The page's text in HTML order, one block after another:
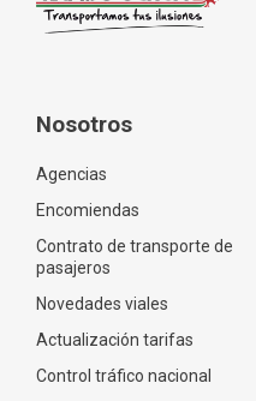
Nosotros
Agencias
Encomiendas
Contrato de transporte de
pasajeros
Novedades viales
Actualización tarifas
Control tráfico nacional